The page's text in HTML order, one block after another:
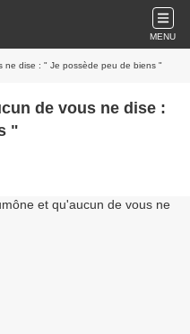
MENU
ne dise : " Je possède peu de biens "
de vous ne dise :
"